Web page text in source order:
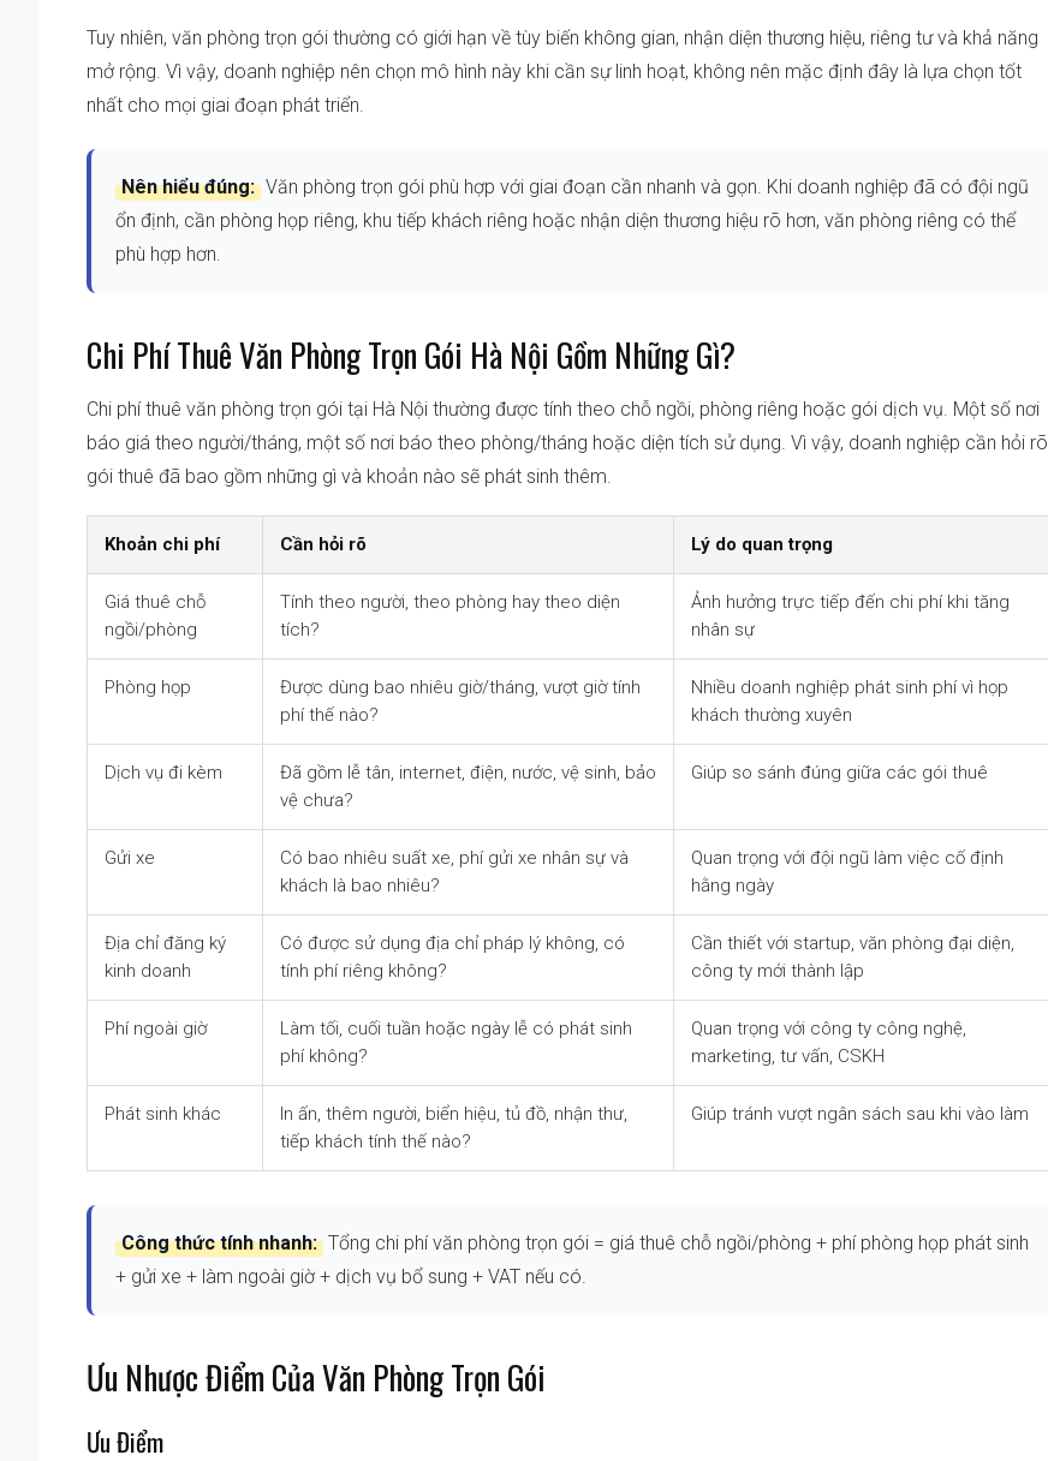
Tuy nhiên, văn phòng trọn gói thường có giới hạn về tùy biến không gian, nhận diện thương hiệu, riêng tư và khả năng
mở rộng. Vì vậy, doanh nghiệp nên chọn mô hình này khi cần sự linh hoạt, không nên mặc định đây là lựa chọn tốt
nhất cho mọi giai đoạn phát triển.
Nên hiểu đúng: Văn phòng trọn gói phù hợp với giai đoạn cần nhanh và gọn. Khi doanh nghiệp đã có đội ngũ
ổn định, cần phòng họp riêng, khu tiếp khách riêng hoặc nhận diện thương hiệu rõ hơn, văn phòng riêng có thể
phù hợp hơn.
Chi Phí Thuê Văn Phòng Trọn Gói Hà Nội Gồm Những Gì?
Chi phí thuê văn phòng trọn gói tại Hà Nội thường được tính theo chỗ ngồi, phòng riêng hoặc gói dịch vụ. Một số nơi
báo giá theo người/tháng, một số nơi báo theo phòng/tháng hoặc diện tích sử dụng. Vì vậy, doanh nghiệp cần hỏi rõ
gói thuê đã bao gồm những gì và khoản nào sẽ phát sinh thêm.
Khoản chi phí Cần hỏi rõ Lý do quan trọng
Giá thuê chỗ
ngồi/phòng
Tính theo người, theo phòng hay theo diện
tích?
Ảnh hưởng trực tiếp đến chi phí khi tăng
nhân sự
Phòng họp
Được dùng bao nhiêu giờ/tháng, vượt giờ tính
phí thế nào?
Nhiều doanh nghiệp phát sinh phí vì họp
khách thường xuyên
Dịch vụ đi kèm
Đã gồm lễ tân, internet, điện, nước, vệ sinh, bảo
vệ chưa?
Giúp so sánh đúng giữa các gói thuê
Gửi xe
Có bao nhiêu suất xe, phí gửi xe nhân sự và
khách là bao nhiêu?
Quan trọng với đội ngũ làm việc cố định
hằng ngày
Địa chỉ đăng ký
kinh doanh
Có được sử dụng địa chỉ pháp lý không, có
tính phí riêng không?
Cần thiết với startup, văn phòng đại diện,
công ty mới thành lập
Phí ngoài giờ
Làm tối, cuối tuần hoặc ngày lễ có phát sinh
phí không?
Quan trọng với công ty công nghệ,
marketing, tư vấn, CSKH
Phát sinh khác
In ấn, thêm người, biển hiệu, tủ đồ, nhận thư,
tiếp khách tính thế nào?
Giúp tránh vượt ngân sách sau khi vào làm
Công thức tính nhanh: Tổng chi phí văn phòng trọn gói = giá thuê chỗ ngồi/phòng + phí phòng họp phát sinh
+ gửi xe + làm ngoài giờ + dịch vụ bổ sung + VAT nếu có.
Ưu Nhược Điểm Của Văn Phòng Trọn Gói
Ưu Điểm